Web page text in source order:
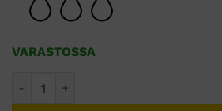
VARASTOSSA